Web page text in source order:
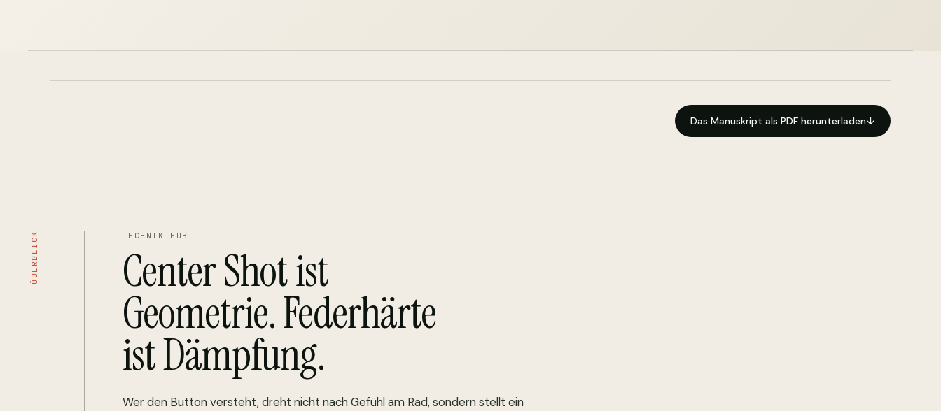
Das Manuskript als PDF herunterladen↓
ÜBERBLICK TECHNIK-HUB
Center Shot ist
Geometrie. Federhärte
ist Dämpfung.
Wer den Button versteht, dreht nicht nach Gefühl am Rad, sondern stellt ein